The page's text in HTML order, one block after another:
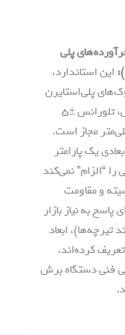
ملی ایران به شماره ۱۱۰۸ (فرآورده‌های پلی
این استاندارد،
پلی‌استایرن
را مشخص می‌کند. مثلاً برای طول و عرض، تلورانس ±۵
و برای ضخامت، تلورانس ±۲ میلی‌متر مجاز است.
یک پارامتر
“الزام” نمی‌کند
و مقاومت
پاسخ به نیاز بازار
تیرچه‌ها)، ابعاد
کرده‌اند.
فنی دستگاه برش